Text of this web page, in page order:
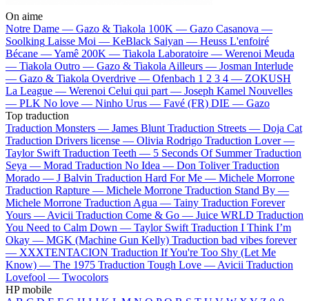
On aime
Notre Dame — Gazo & Tiakola 100K — Gazo Casanova —
Soolking Laisse Moi — KeBlack Saiyan — Heuss L'enfoiré
Bécane —Yamê 200K — Tiakola Laboratoire — Werenoi Meuda
— Tiakola Outro — Gazo & Tiakola Ailleurs — Josman Interlude
— Gazo & Tiakola Overdrive — Ofenbach 1 2 3 4 — ZOKUSH
La League — Werenoi Celui qui part — Joseph Kamel Nouvelles
— PLK No love — Ninho Urus — Favé (FR) DIE — Gazo
Top traduction
Traduction Monsters — James Blunt Traduction Streets — Doja Cat
Traduction Drivers license — Olivia Rodrigo Traduction Lover —
Taylor Swift Traduction Teeth — 5 Seconds Of Summer Traduction
Seya — Morad Traduction No Idea — Don Toliver Traduction
Morado — J Balvin Traduction Hard For Me — Michele Morrone
Traduction Rapture — Michele Morrone Traduction Stand By —
Michele Morrone Traduction Agua — Tainy Traduction Forever
Yours — Avicii Traduction Come & Go — Juice WRLD Traduction
You Need to Calm Down — Taylor Swift Traduction I Think I’m
Okay — MGK (Machine Gun Kelly) Traduction bad vibes forever
— XXXTENTACION Traduction If You're Too Shy (Let Me
Know) — The 1975 Traduction Tough Love — Avicii Traduction
Lovefool — Twocolors
HP mobile